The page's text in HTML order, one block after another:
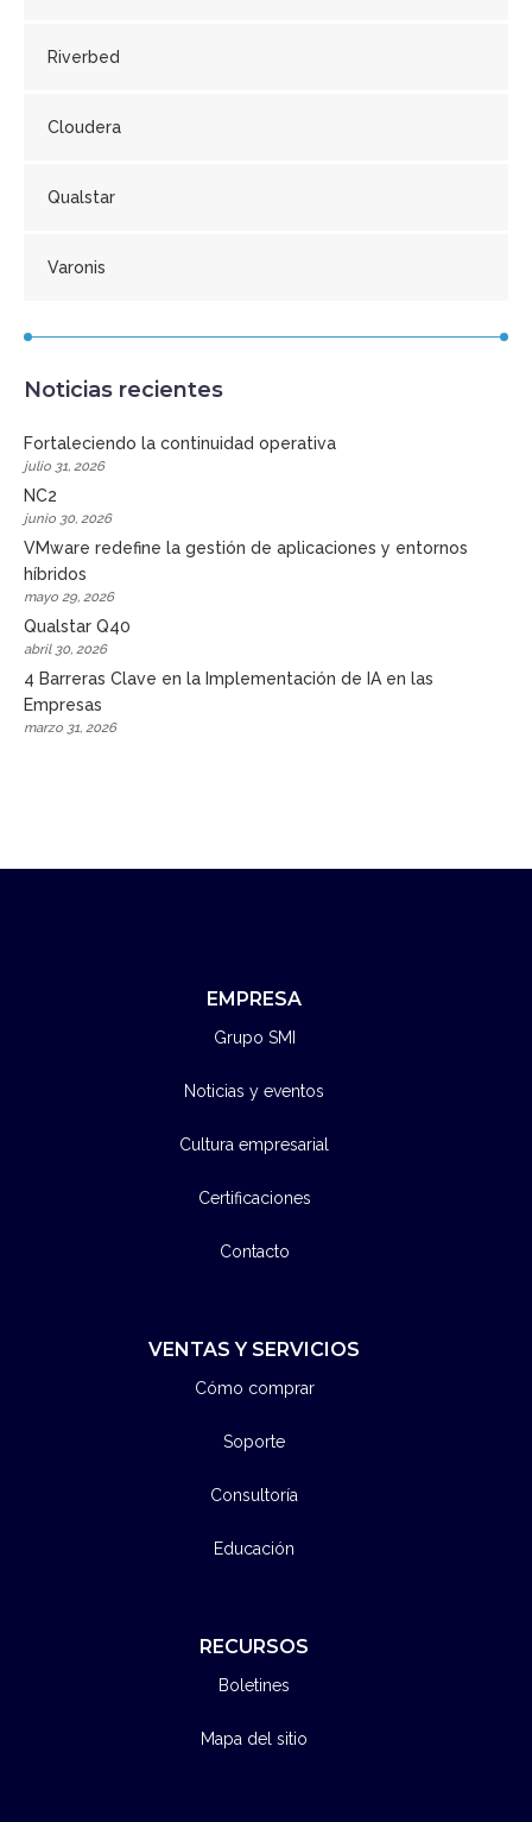
Riverbed
Cloudera
Qualstar
Varonis
Noticias recientes
Fortaleciendo la continuidad operativa
julio 31, 2026
NC2
junio 30, 2026
VMware redefine la gestión de aplicaciones y entornos
híbridos
mayo 29, 2026
Qualstar Q40
abril 30, 2026
4 Barreras Clave en la Implementación de IA en las
Empresas
marzo 31, 2026
EMPRESA
Grupo SMI
Noticias y eventos
Cultura empresarial
Certificaciones
Contacto
VENTAS Y SERVICIOS
Cómo comprar
Soporte
Consultoría
Educación
RECURSOS
Boletines
Mapa del sitio